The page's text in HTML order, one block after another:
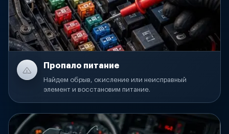
Пропало питание
Найдем обрыв, окисление или неисправный
элемент и восстановим питание.